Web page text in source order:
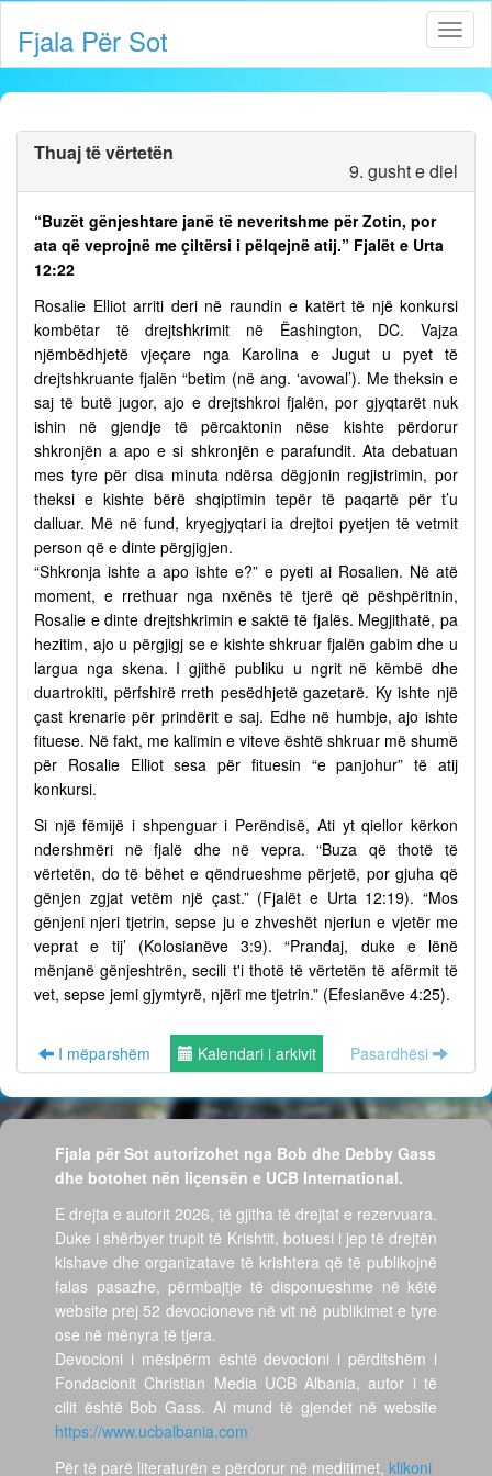
Fjala Për Sot
Thuaj të vërtetën
9. gusht e diel
“Buzët gënjeshtare janë të neveritshme për Zotin, por
ata që veprojnë me çiltërsi i pëlqejnë atij.” Fjalët e Urta
12:22
Rosalie Elliot arriti deri në raundin e katërt të një konkursi
kombëtar të drejtshkrimit në Ëashington, DC. Vajza
njëmbëdhjetë vjeçare nga Karolina e Jugut u pyet të
drejtshkruante fjalën “betim (në ang. ‘avowal’). Me theksin e
saj të butë jugor, ajo e drejtshkroi fjalën, por gjyqtarët nuk
ishin në gjendje të përcaktonin nëse kishte përdorur
shkronjën a apo e si shkronjën e parafundit. Ata debatuan
mes tyre për disa minuta ndërsa dëgjonin regjistrimin, por
theksi e kishte bërë shqiptimin tepër të paqartë për t’u
dalluar. Më në fund, kryegjyqtari ia drejtoi pyetjen të vetmit
person që e dinte përgjigjen.
“Shkronja ishte a apo ishte e?” e pyeti ai Rosalien. Në atë
moment, e rrethuar nga nxënës të tjerë që pëshpëritnin,
Rosalie e dinte drejtshkrimin e saktë të fjalës. Megjithatë, pa
hezitim, ajo u përgjigj se e kishte shkruar fjalën gabim dhe u
largua nga skena. I gjithë publiku u ngrit në këmbë dhe
duartrokiti, përfshirë rreth pesëdhjetë gazetarë. Ky ishte një
çast krenarie për prindërit e saj. Edhe në humbje, ajo ishte
fituese. Në fakt, me kalimin e viteve është shkruar më shumë
për Rosalie Elliot sesa për fituesin “e panjohur” të atij
konkursi.
Si një fëmijë i shpenguar i Perëndisë, Ati yt qiellor kërkon
ndershmëri në fjalë dhe në vepra. “Buza që thotë të
vërtetën, do të bëhet e qëndrueshme përjetë, por gjuha që
gënjen zgjat vetëm një çast.” (Fjalët e Urta 12:19). “Mos
gënjeni njeri tjetrin, sepse ju e zhveshët njeriun e vjetër me
veprat e tij’ (Kolosianëve 3:9). “Prandaj, duke e lënë
mënjanë gënjeshtrën, secili t'i thotë të vërtetën të afërmit të
vet, sepse jemi gjymtyrë, njëri me tjetrin.” (Efesianëve 4:25).
I mëparshëm Kalendari i arkivit Pasardhësi
Fjala për Sot autorizohet nga Bob dhe Debby Gass
dhe botohet nën liçensën e UCB International.
E drejta e autorit 2026, të gjitha të drejtat e rezervuara.
Duke i shërbyer trupit të Krishtit, botuesi i jep të drejtën
kishave dhe organizatave të krishtera që të publikojnë
falas pasazhe, përmbajtje të disponueshme në këtë
website prej 52 devocioneve në vit në publikimet e tyre
ose në mënyra të tjera.
Devocioni i mësipërm është devocioni i përditshëm i
Fondacionit Christian Media UCB Albania, autor i të
cilit është Bob Gass. Ai mund të gjendet në website
https://www.ucbalbania.com
Për të parë literaturën e përdorur në meditimet, klikoni